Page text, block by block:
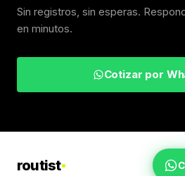
Sin registros, sin esperas.
en minutos.
Cotizar por
routist